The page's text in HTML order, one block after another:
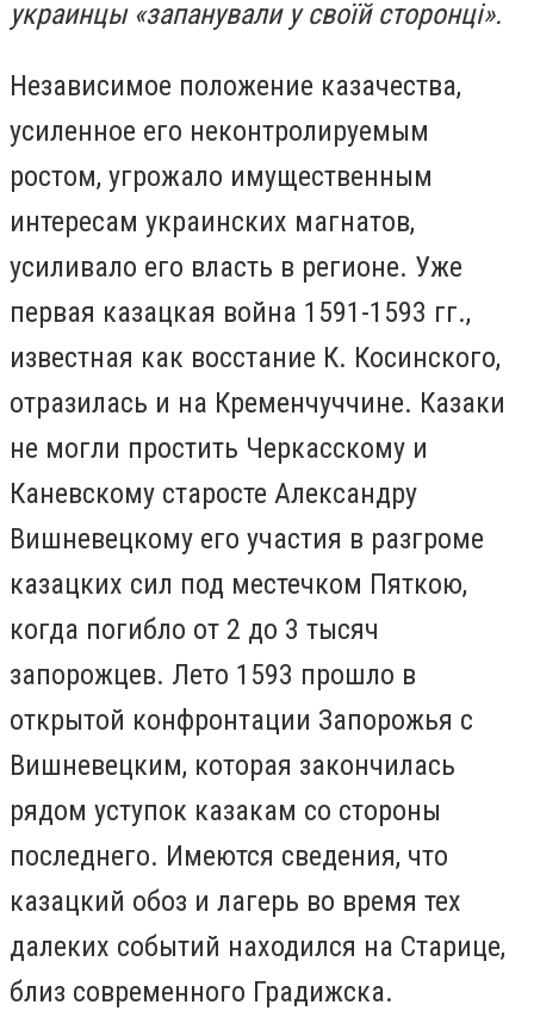
украинцы «запанували у своїй сторонцi».
Независимое положение казачества,
усиленное его неконтролируемым
ростом, угрожало имущественным
интересам украинских магнатов,
усиливало его власть в регионе. Уже
первая казацкая война 1591-1593 гг.,
известная как восстание К. Косинского,
отразилась и на Кременчуччине. Казаки
не могли простить Черкасскому и
Каневскому старосте Александру
Вишневецкому его участия в разгроме
казацких сил под местечком Пяткою,
когда погибло от 2 до 3 тысяч
запорожцев. Лето 1593 прошло в
открытой конфронтации Запорожья с
Вишневецким, которая закончилась
рядом уступок казакам со стороны
последнего. Имеются сведения, что
казацкий обоз и лагерь во время тех
далеких событий находился на Старице,
близ современного Градижска.